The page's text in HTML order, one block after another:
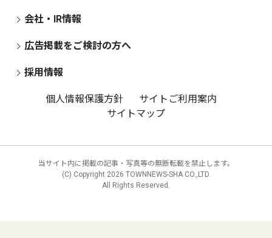
会社・IR情報
広告掲載をご検討の方へ
採用情報
個人情報保護方針
サイトご利用案内
サイトマップ
当サイト内に掲載の記事・写真等の無断転載を禁止します。
(C) Copyright 2026 TOWNNEWS-SHA CO.,LTD.
All Rights Reserved.